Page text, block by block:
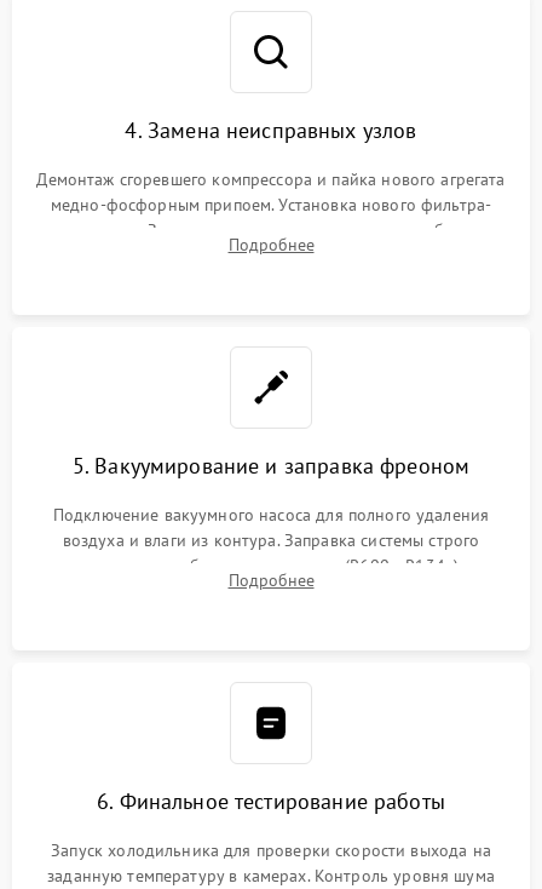
4. Замена неисправных узлов
Демонтаж сгоревшего компрессора и пайка нового агрегата
медно-фосфорным припоем. Установка нового фильтра-
осушителя. Замена изношенных вентиляторов обдува,
сломанных заслонок или поврежденных дверных петель.
Подробнее
5. Вакуумирование и заправка фреоном
Подключение вакуумного насоса для полного удаления
воздуха и влаги из контура. Заправка системы строго
дозированным объемом хладагента (R600a, R134a) по
электронным весам. Контроль рабочего давления в системе.
Подробнее
6. Финальное тестирование работы
Запуск холодильника для проверки скорости выхода на
заданную температуру в камерах. Контроль уровня шума